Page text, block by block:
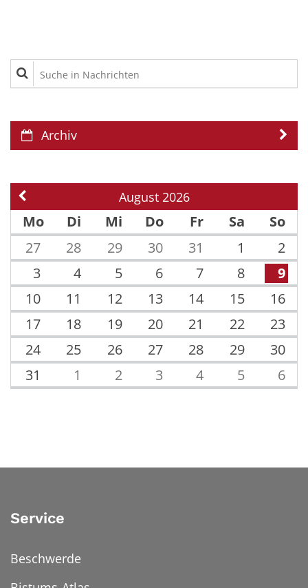
Suche in Nachrichten
Archiv
Vorherige Seite August 2026
Mo Di Mi Do Fr Sa
So
27
28 29 30 31 1
2
3
4 5 6 7 8
9
10
11 12 13 14 15
16
17
18 19 20 21 22
23
24
25 26 27 28 29
30
31
1 2 3 4 5 6
Service
Beschwerde